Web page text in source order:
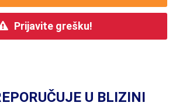
Prijavite grešku!
U BLIZINI